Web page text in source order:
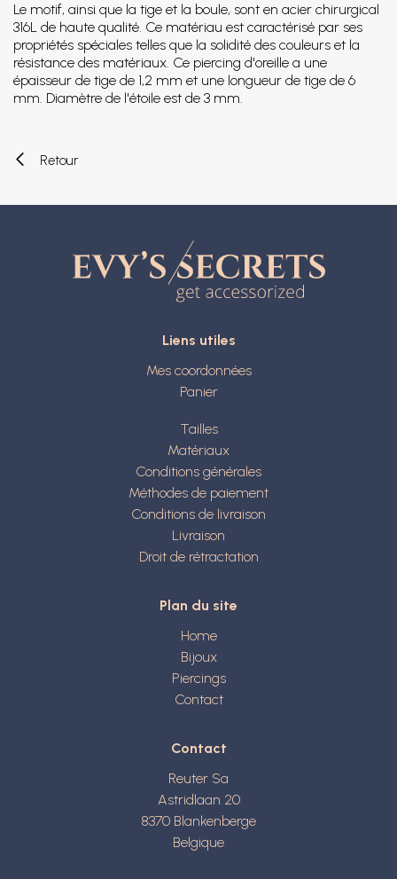
Le motif, ainsi que la tige et la boule, sont en acier chirurgical
316L de haute qualité. Ce matériau est caractérisé par ses
propriétés spéciales telles que la solidité des couleurs et la
résistance des matériaux. Ce piercing d'oreille a une
épaisseur de tige de 1,2 mm et une longueur de tige de 6
mm. Diamètre de l'étoile est de 3 mm.
Retour
Liens utiles
Mes coordonnées
Panier
Tailles
Matériaux
Conditions générales
Méthodes de paiement
Conditions de livraison
Livraison
Droit de rétractation
Plan du site
Home
Bijoux
Piercings
Contact
Contact
Reuter Sa
Astridlaan 20
8370 Blankenberge
Belgique